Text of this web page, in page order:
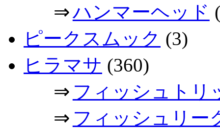
⇒ハンマーヘッド
ピークスムック (3)
ヒラマサ (360)
⇒ フィッシュトリ
⇒ フィッシュリー